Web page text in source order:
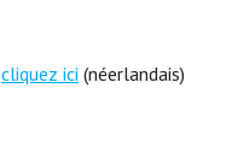
cliquez ici (néerlandais)